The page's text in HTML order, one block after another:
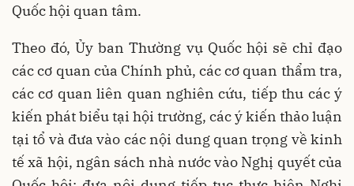
Quốc hội quan tâm.
Theo đó, Ủy ban Thường vụ Quốc hội sẽ chỉ đạo
các cơ quan của Chính phủ, các cơ quan thẩm tra,
các cơ quan liên quan nghiên cứu, tiếp thu các ý
kiến phát biểu tại hội trường, các ý kiến thảo luận
tại tổ và đưa vào các nội dung quan trọng về kinh
tế xã hội, ngân sách nhà nước vào Nghị quyết của